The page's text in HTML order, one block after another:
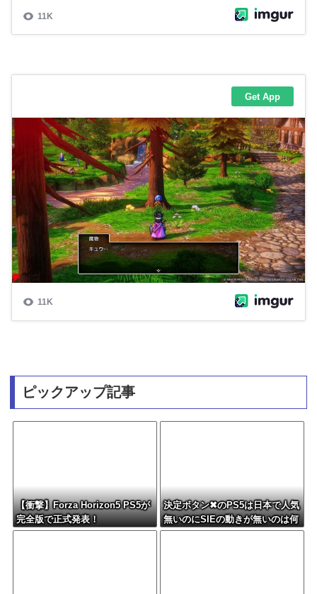
ピックアップ記事
【衝撃】Forza Horizon5 PS5が
完全版で正式発表！
決定ボタン✖のPS5は日本で人気
無いのにSIEの動きが無いのは何
故？